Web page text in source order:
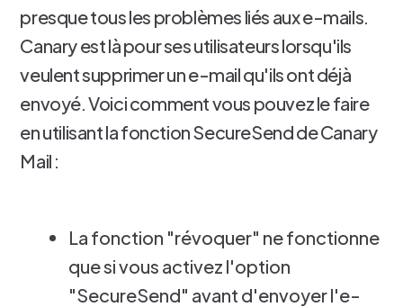
presque tous les problèmes liés aux e-mails.
Canary est là pour ses utilisateurs lorsqu'ils
veulent supprimer un e-mail qu'ils ont déjà
envoyé. Voici comment vous pouvez le faire
en utilisant la fonction SecureSend de Canary
Mail :
La fonction "révoquer" ne fonctionne
que si vous activez l'option
"SecureSend" avant d'envoyer l'e-